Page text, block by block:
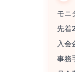
モニ
先着
入会
事務